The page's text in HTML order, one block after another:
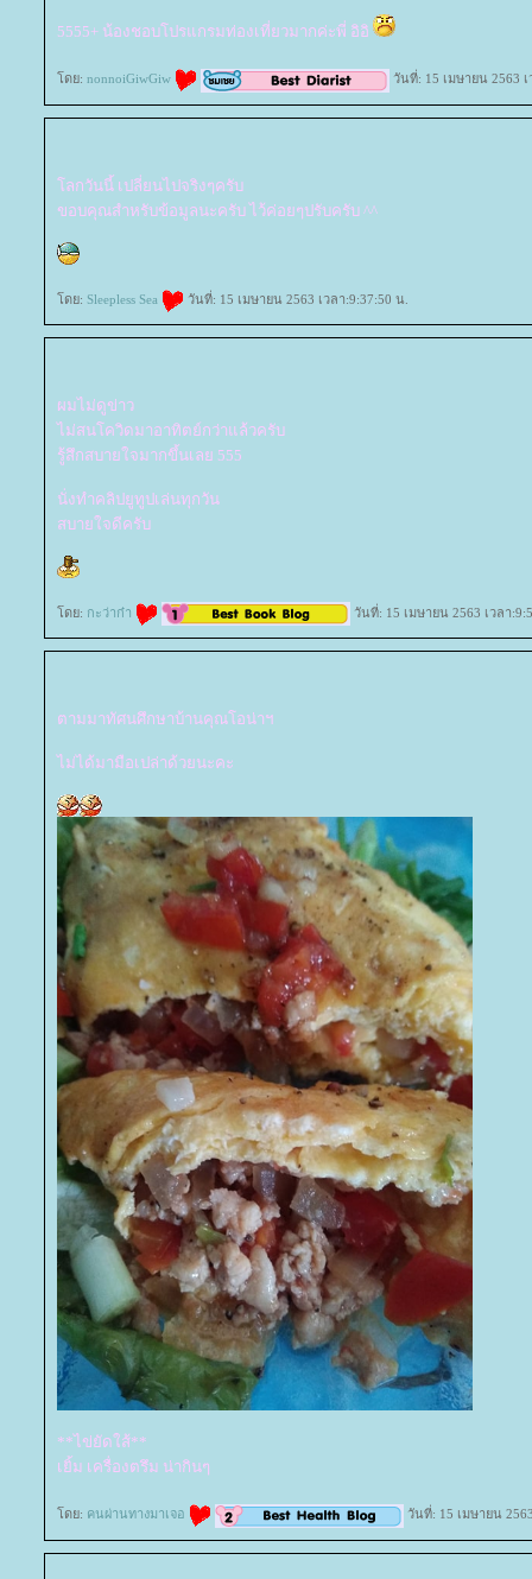
5555+ น้องชอบโปรแกรมท่องเที่ยวมากค่ะพี่ อิอิ
ดย: nonnoiGiwGiw วันที่: 15 เมษายน 2563
ลกวันนี้ เปลี่ยนไปจริงๆครับ
ขอบคุณสำหรับข้อมูลนะครับ ไว้ค่อยๆปรับครับ ^^
ดย: Sleepless Sea วันที่: 15 เมษายน 2563 เวลา:9:37:50 น.
ผมไม่ดูข่าว
ไม่สนโควิดมาอาทิตย์กว่าแล้วครับ
รู้สึกสบายใจมากขึ้นเลย 555
นั่งทำคลิปยูทูปเล่นทุกวัน
สบายใจดีครับ
ดย: กะว่าก๋า วันที่: 15 เมษายน 2563 เวลา
ตามมาทัศนศึกษาบ้านคุณโอน่าฯ
ไม่ได้มามือเปล่าด้วยนะคะ
**ไข่ยัดใส้**
เยิ้ม เครื่องตรึม น่ากินๆ
ดย: คนผ่านทางมาเจอ วันที่: 15 เมษายน